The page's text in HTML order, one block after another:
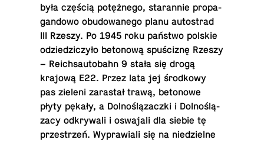
była częścią po­tęż­ne­go, sta­ran­nie pro­pa­
gan­do­wo obu­do­wa­ne­go planu au­to­strad
III Rzeszy. Po 1945 roku państwo polskie
odzie­dzi­czy­ło be­to­no­wą spu­ści­znę Rzeszy
– Re­ich­sau­to­bahn 9 stała się drogą
krajową E22. Przez lata jej środ­ko­wy
pas zieleni za­ra­stał trawą, be­to­no­we
płyty pękały, a Dol­no­ślą­zacz­ki i Dol­no­ślą­
za­cy od­kry­wa­li i oswa­ja­li dla siebie tę
prze­strzeń. Wy­pra­wia­li się na nie­dziel­ne